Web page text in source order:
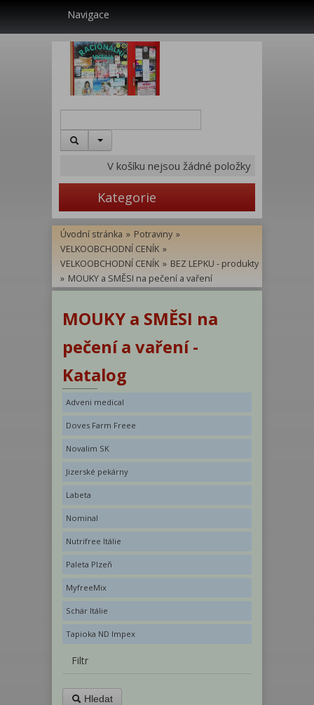
Navigace
V košíku nejsou žádné položky
Kategorie
Úvodní stránka » Potraviny »
VELKOOBCHODNÍ CENÍK »
VELKOOBCHODNÍ CENÍK » BEZ LEPKU - produkty
» MOUKY a SMĚSI na pečení a vaření
MOUKY a SMĚSI na
pečení a vaření -
Katalog
Adveni medical
Doves Farm Freee
Novalim SK
Jizerské pekárny
Labeta
Nominal
Nutrifree Itálie
Paleta Plzeň
MyfreeMix
Schär Itálie
Tapioka ND Impex
Filtr
Hledat